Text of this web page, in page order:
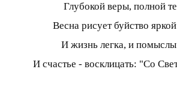
Глубокой веры, полной
Весна рисует буйство
И жизнь легка, и
И счастье - восклицать: "Со